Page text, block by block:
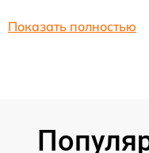
Показать полностью